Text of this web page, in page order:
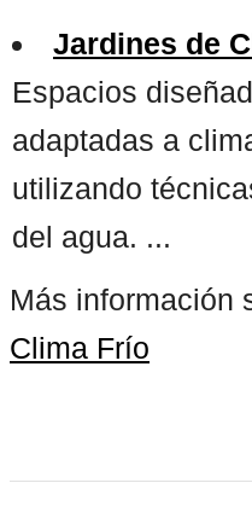
Jardines de
Espacios
adaptadas a
utilizando
del agua. ...
Más información
Clima Frío